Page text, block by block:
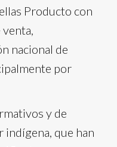
Producto con
nacional de
por
y de
indígena, que han